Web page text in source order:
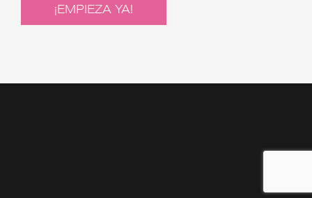
¡EMPIEZA YA!